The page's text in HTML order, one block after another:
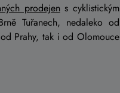
prodejens cyklistickým
Tuřanech, nedaleko od
Prahy, tak i od Olomouce